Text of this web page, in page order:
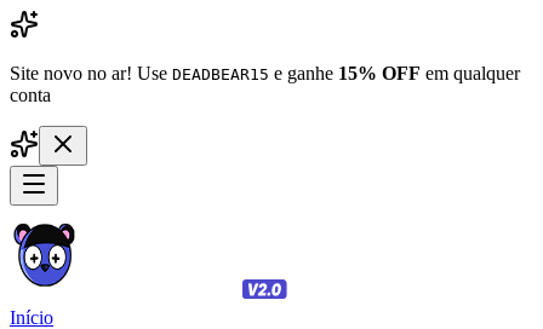
Site novo no ar! Use DEADBEAR15 e ganhe 15% OFF em qualquer
conta
Início